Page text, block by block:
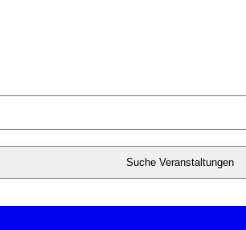
Suche Veranstaltungen